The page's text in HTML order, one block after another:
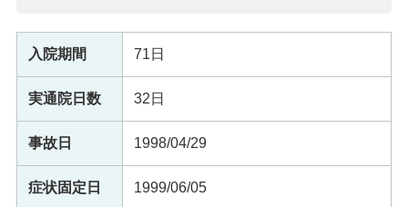
入院期間 71日
実通院日数 32日
事故日 1998/04/29
症状固定日 1999/06/05